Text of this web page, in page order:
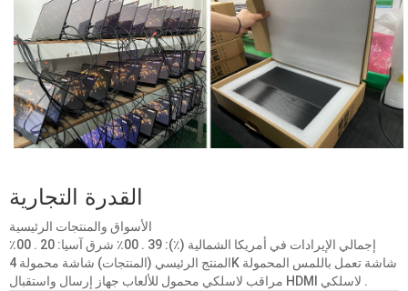
القدرة التجارية
الأسواق والمنتجات الرئيسية
إجمالي الإيرادات في أمريكا الشمالية (٪): 39 . 00٪ شرق آسيا: 20 . 00٪
المنتج الرئيسي (المنتجات) شاشة محمولة 4K شاشة تعمل باللمس المحمولة
مراقب لاسلكي محمول للألعاب جهاز إرسال واستقبال HDMI لاسلكي .